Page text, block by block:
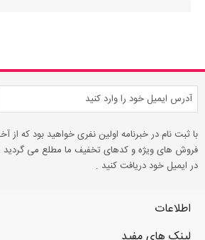
با ثبت نام در خبرنامه اولین نفری خواهید بود که از
فروش های ویژه و کدهای تخفیف ما مطلع می گردید
در ایمیل خود دریافت کنید .
اطلاعات